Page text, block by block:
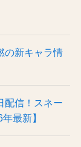
の新キャラ情
配信！スネー
最新】